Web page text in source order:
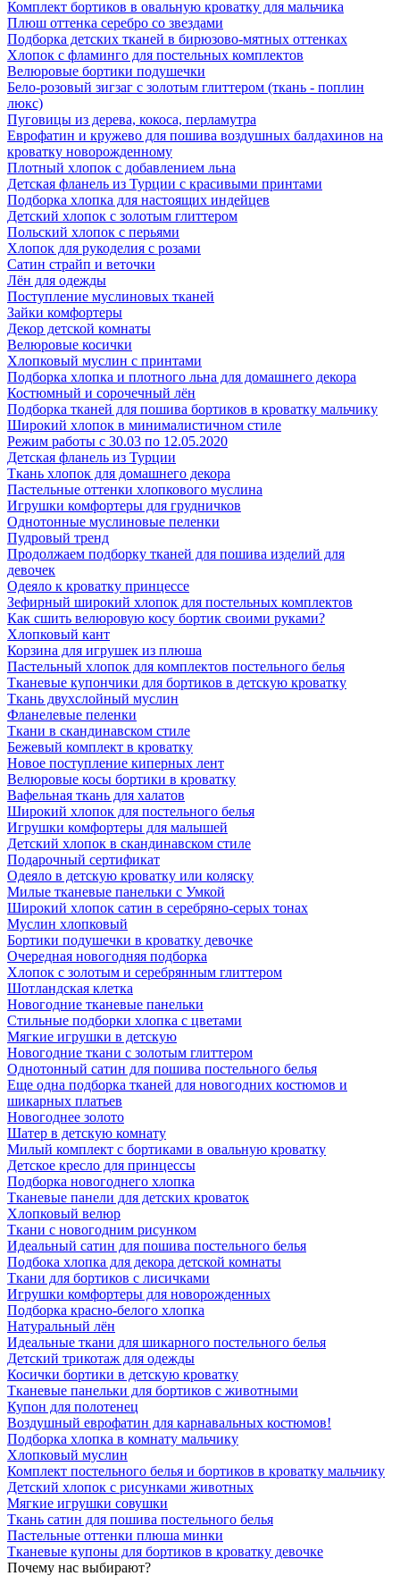
Комплект бортиков в овальную кроватку для мальчика
Плюш оттенка серебро со звездами
Подборка детских тканей в бирюзово-мятных оттенках
Хлопок с фламинго для постельных комплектов
Велюровые бортики подушечки
Бело-розовый зигзаг с золотым глиттером (ткань - поплин
люкс)
Пуговицы из дерева, кокоса, перламутра
Еврофатин и кружево для пошива воздушных балдахинов на
кроватку новорожденному
Плотный хлопок с добавлением льна
Детская фланель из Турции с красивыми принтами
Подборка хлопка для настоящих индейцев
Детский хлопок с золотым глиттером
Польский хлопок с перьями
Хлопок для рукоделия с розами
Сатин страйп и веточки
Лён для одежды
Поступление муслиновых тканей
Зайки комфортеры
Декор детской комнаты
Велюровые косички
Хлопковый муслин с принтами
Подборка хлопка и плотного льна для домашнего декора
Костюмный и сорочечный лён
Подборка тканей для пошива бортиков в кроватку мальчику
Широкий хлопок в минималистичном стиле
Режим работы с 30.03 по 12.05.2020
Детская фланель из Турции
Ткань хлопок для домашнего декора
Пастельные оттенки хлопкового муслина
Игрушки комфортеры для грудничков
Однотонные муслиновые пеленки
Пудровый тренд
Продолжаем подборку тканей для пошива изделий для
девочек
Одеяло к кроватку принцессе
Зефирный широкий хлопок для постельных комплектов
Как сшить велюровую косу бортик своими руками?
Хлопковый кант
Корзина для игрушек из плюша
Пастельный хлопок для комплектов постельного белья
Тканевые купончики для бортиков в детскую кроватку
Ткань двухслойный муслин
Фланелевые пеленки
Ткани в скандинавском стиле
Бежевый комплект в кроватку
Новое поступление киперных лент
Велюровые косы бортики в кроватку
Вафельная ткань для халатов
Широкий хлопок для постельного белья
Игрушки комфортеры для малышей
Детский хлопок в скандинавском стиле
Подарочный сертификат
Одеяло в детскую кроватку или коляску
Милые тканевые панельки с Умкой
Широкий хлопок сатин в серебряно-серых тонах
Муслин хлопковый
Бортики подушечки в кроватку девочке
Очередная новогодняя подборка
Хлопок с золотым и серебрянным глиттером
Шотландская клетка
Новогодние тканевые панельки
Стильные подборки хлопка с цветами
Мягкие игрушки в детскую
Новогодние ткани с золотым глиттером
Однотонный сатин для пошива постельного белья
Еще одна подборка тканей для новогодних костюмов и
шикарных платьев
Новогоднее золото
Шатер в детскую комнату
Милый комплект с бортиками в овальную кроватку
Детское кресло для принцессы
Подборка новогоднего хлопка
Тканевые панели для детских кроваток
Хлопковый велюр
Ткани с новогодним рисунком
Идеальный сатин для пошива постельного белья
Подбока хлопка для декора детской комнаты
Ткани для бортиков с лисичками
Игрушки комфортеры для новорожденных
Подборка красно-белого хлопка
Натуральный лён
Идеальные ткани для шикарного постельного белья
Детский трикотаж для одежды
Косички бортики в детскую кроватку
Тканевые панельки для бортиков с животными
Купон для полотенец
Воздушный еврофатин для карнавальных костюмов!
Подборка хлопка в комнату мальчику
Хлопковый муслин
Комплект постельного белья и бортиков в кроватку мальчику
Детский хлопок с рисунками животных
Мягкие игрушки совушки
Ткань сатин для пошива постельного белья
Пастельные оттенки плюша минки
Тканевые купоны для бортиков в кроватку девочке
Почему нас выбирают?